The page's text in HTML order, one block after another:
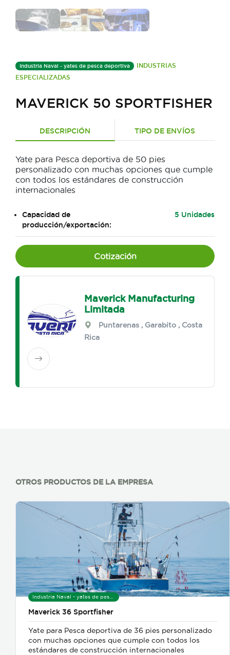
Industria Naval - yates de pesca deportiva
INDUSTRIAS
ESPECIALIZADAS
MAVERICK 50 SPORTFISHER
DESCRIPCIÓN TIPO DE ENVÍOS
Yate para Pesca deportiva de 50 pies
personalizado con muchas opciones que cumple
con todos los estándares de construcción
internacionales
Capacidad de
producción/exportación:
5 Unidades
Cotización
Maverick Manufacturing
Limitada
Puntarenas , Garabito , Costa
Rica
OTROS PRODUCTOS DE LA EMPRESA
Industria Naval - yates de pesca deportiva
Maverick 36 Sportfisher
Yate para Pesca deportiva de 36 pies personalizado
con muchas opciones que cumple con todos los
estándares de construcción internacionales